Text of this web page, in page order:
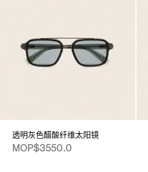
透明灰色醋酸纤维太阳镜
MOP$3550.0